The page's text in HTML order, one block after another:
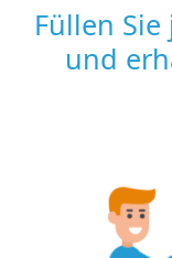
Füllen
und